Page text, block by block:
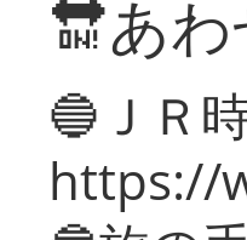
🔛あ
🔵ＪＲ
https://